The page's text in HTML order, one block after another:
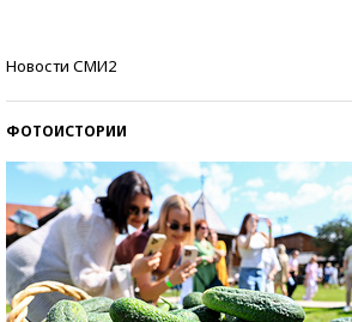
Новости СМИ2
ФОТОИСТОРИИ